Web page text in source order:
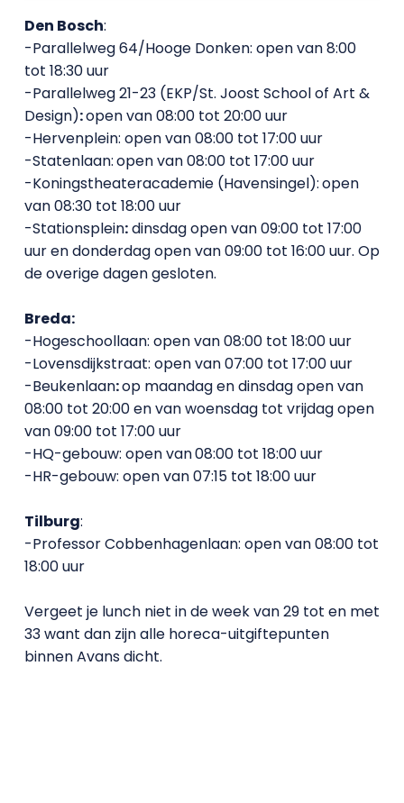
Den Bosch:
-Parallelweg 64/Hooge Donken: open van 8:00
tot 18:30 uur
-Parallelweg 21-23 (EKP/St. Joost School of Art &
Design):open van 08:00 tot 20:00 uur
-Hervenplein: open van 08:00 tot 17:00 uur
-Statenlaan:open van 08:00 tot 17:00 uur
-Koningstheateracademie (Havensingel):open
van 08:30 tot 18:00 uur
-Stationsplein:dinsdag open van 09:00 tot 17:00
uur en donderdag open van 09:00 tot 16:00 uur. Op
de overige dagen gesloten.
Breda:
-Hogeschoollaan: open van 08:00 tot 18:00 uur
-Lovensdijkstraat: open van 07:00 tot 17:00 uur
-Beukenlaan:op maandag en dinsdag open van
08:00 tot 20:00 en van woensdag tot vrijdag open
van 09:00 tot 17:00 uur
-HQ-gebouw: open van08:00 tot 18:00 uur
-HR-gebouw: open van 07:15 tot 18:00 uur
Tilburg:
-Professor Cobbenhagenlaan: open van 08:00 tot
18:00 uur
Vergeet je lunch niet in de week van 29 tot en met
33 want dan zijn alle horeca-uitgiftepunten
binnen Avans dicht.